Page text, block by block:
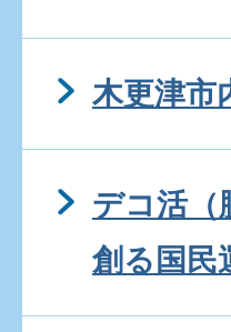
木更津市
デコ活（
創る国民